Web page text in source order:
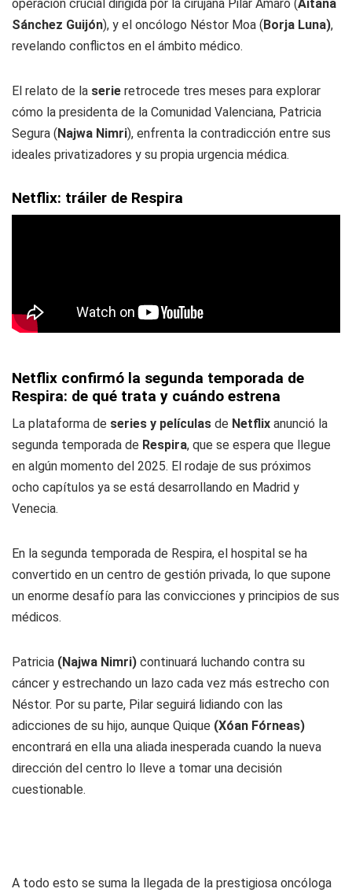
operación crucial dirigida por la cirujana Pilar Amaro (Aitana
Sánchez Guijón), y el oncólogo Néstor Moa (Borja Luna),
revelando conflictos en el ámbito médico.
El relato de la serie retrocede tres meses para explorar
cómo la presidenta de la Comunidad Valenciana, Patricia
Segura (Najwa Nimri), enfrenta la contradicción entre sus
ideales privatizadores y su propia urgencia médica.
Netflix: tráiler de Respira
Netflix confirmó la segunda temporada de
Respira: de qué trata y cuándo estrena
La plataforma de series y películas de Netflix anunció la
segunda temporada de Respira, que se espera que llegue
en algún momento del 2025. El rodaje de sus próximos
ocho capítulos ya se está desarrollando en Madrid y
Venecia.
En la segunda temporada de Respira, el hospital se ha
convertido en un centro de gestión privada, lo que supone
un enorme desafío para las convicciones y principios de sus
médicos.
Patricia (Najwa Nimri) continuará luchando contra su
cáncer y estrechando un lazo cada vez más estrecho con
Néstor. Por su parte, Pilar seguirá lidiando con las
adicciones de su hijo, aunque Quique (Xóan Fórneas)
encontrará en ella una aliada inesperada cuando la nueva
dirección del centro lo lleve a tomar una decisión
cuestionable.
A todo esto se suma la llegada de la prestigiosa oncóloga